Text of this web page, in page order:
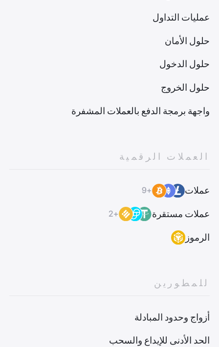
عمليات التداول
حلول الأمان
حلول الدخول
حلول الخروج
واجهة برمجة الدفع بالعملات المشفرة
العملات الرقمية
عملات +9
عملات مستقرة +2
الرموز
للمطورين
أزواج وحدود المبادلة
الحد الأدنى للإيداع والسحب